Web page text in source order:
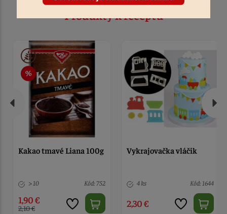
Produkty k receptu
Kakao tmavé Liana 100g
> 10 Kód: 752
1,90 €
2,10 €
Vykrajovačka vláčik
4 ks Kód: 1644
2,30 €